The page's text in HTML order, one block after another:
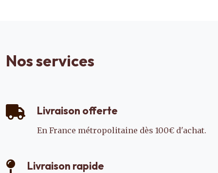
Nos services
Livraison offerte
En France métropolitaine dès 100€ d'achat.
Livraison rapide